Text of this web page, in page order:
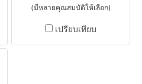
(มีหลายคุณสมบัติให้เลือก)
เปรียบเทียบ